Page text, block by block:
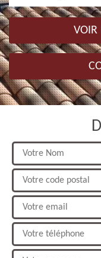
VOIR